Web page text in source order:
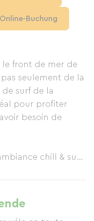
le front de mer de
seulement de la
surf de la
pour profiter
besoin de
chill & surf,
HCL : cuisine,
sont des
Online-Buchung